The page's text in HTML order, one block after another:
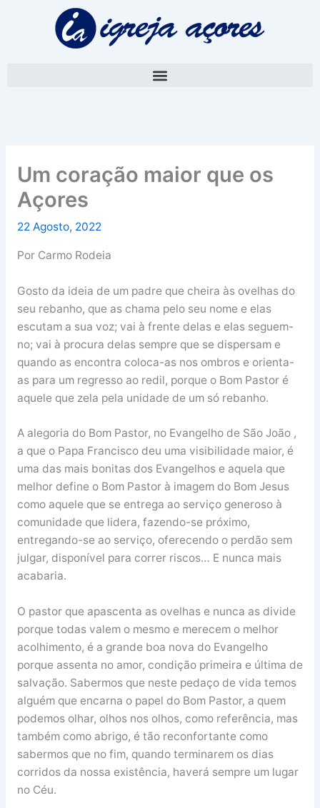
Um coração maior que os
Açores
22 Agosto, 2022
Por Carmo Rodeia
Gosto da ideia de um padre que cheira às ovelhas do
seu rebanho, que as chama pelo seu nome e elas
escutam a sua voz; vai à frente delas e elas seguem-
no; vai à procura delas sempre que se dispersam e
quando as encontra coloca-as nos ombros e orienta-
as para um regresso ao redil, porque o Bom Pastor é
aquele que zela pela unidade de um só rebanho.
A alegoria do Bom Pastor, no Evangelho de São João ,
a que o Papa Francisco deu uma visibilidade maior, é
uma das mais bonitas dos Evangelhos e aquela que
melhor define o Bom Pastor à imagem do Bom Jesus
como aquele que se entrega ao serviço generoso à
comunidade que lidera, fazendo-se próximo,
entregando-se ao serviço, oferecendo o perdão sem
julgar, disponível para correr riscos… E nunca mais
acabaria.
O pastor que apascenta as ovelhas e nunca as divide
porque todas valem o mesmo e merecem o melhor
acolhimento, é a grande boa nova do Evangelho
porque assenta no amor, condição primeira e última de
salvação. Sabermos que neste pedaço de vida temos
alguém que encarna o papel do Bom Pastor, a quem
podemos olhar, olhos nos olhos, como referência, mas
também como abrigo, é tão reconfortante como
sabermos que no fim, quando terminarem os dias
corridos da nossa existência, haverá sempre um lugar
no Céu.